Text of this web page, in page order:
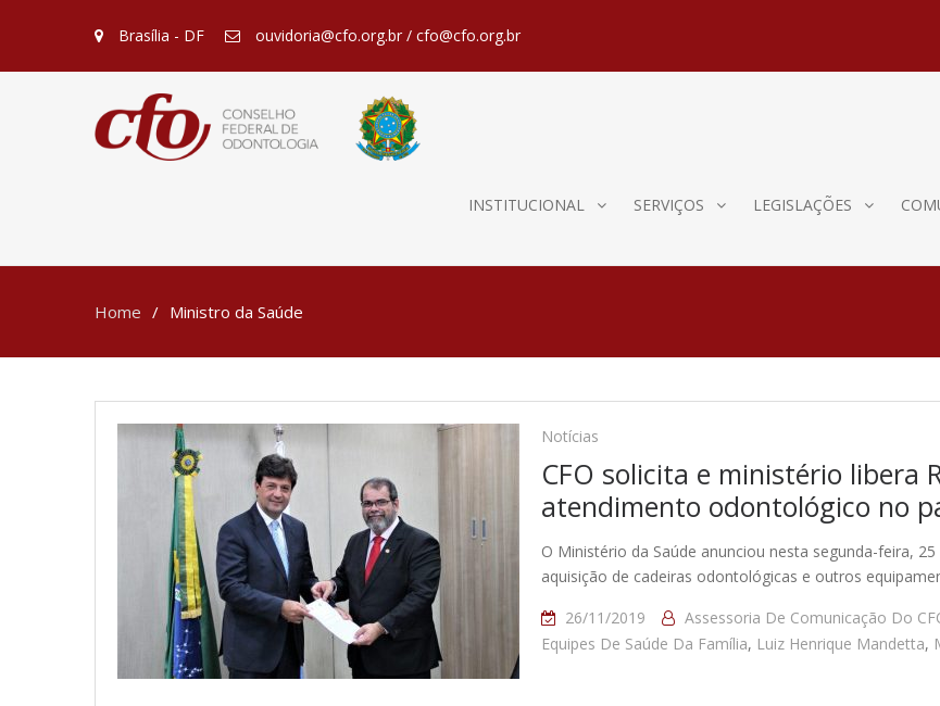
Brasília - DF ouvidoria@cfo.org.br / cfo@cfo.org.br
INSTITUCIONAL SERVIÇOS LEGISLAÇÕES
Home Ministro da Saúde
Notícias
CFO solicita e ministério libera
atendimento odontológico no
O Ministério da Saúde anunciou nesta segunda-feira,
aquisição de cadeiras odontológicas e outros
26/11/2019
Assessoria De Comunicação Do
Equipes De Saúde Da Família, Luiz Henrique Mandetta,